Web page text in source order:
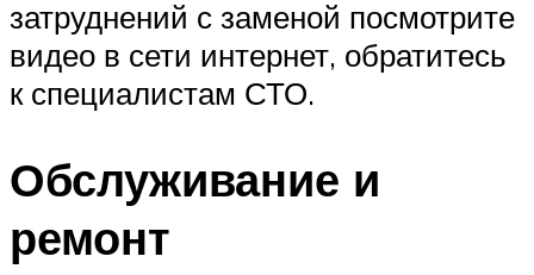
затруднений с заменой посмотрите
видео в сети интернет, обратитесь
к специалистам СТО.
Обслуживание и
ремонт